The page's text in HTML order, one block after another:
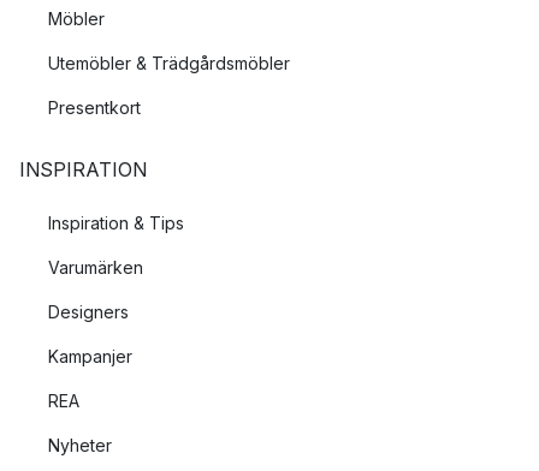
Möbler
Utemöbler & Trädgårdsmöbler
Presentkort
INSPIRATION
Inspiration & Tips
Varumärken
Designers
Kampanjer
REA
Nyheter